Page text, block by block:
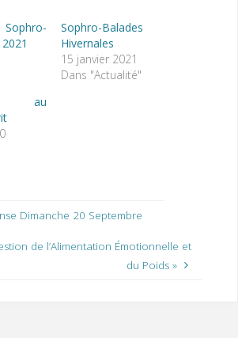
Sophro-Balades
Hivernales
15 janvier 2021
Dans "Actualité"
au
Dimanche 20 Septembre
de l’Alimentation Émotionnelle et
du Poids »